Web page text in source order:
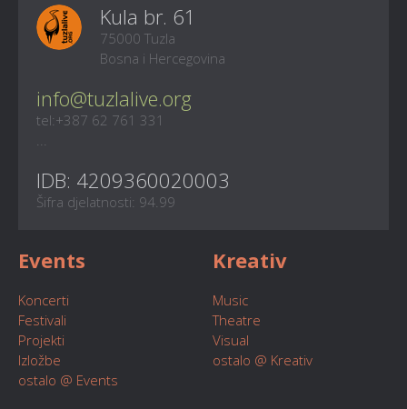
Kula br. 61
75000 Tuzla
Bosna i Hercegovina
info@tuzlalive.org
tel:+387 62 761 331
IDB: 4209360020003
Šifra djelatnosti: 94.99
Events
Koncerti
Festivali
Projekti
Izložbe
ostalo @ Events
Kreativ
Music
Theatre
Visual
ostalo @ Kreativ